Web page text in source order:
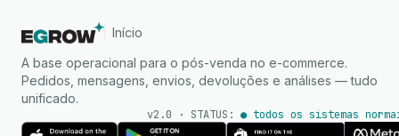
Início
A base operacional para o pós-venda no e-commerce.
Pedidos, mensagens, envios, devoluções e análises — tudo
unificado.
v2.0 · STATUS: ● todos os sistemas